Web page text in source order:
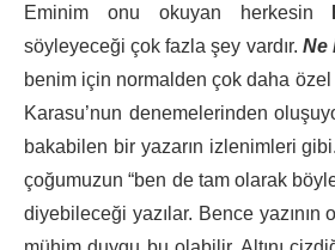
Eminim onu okuyan herkesin
söyleyeceği çok fazla şey vardır. Ne
benim için normalden çok daha özel
Karasu’nun denemelerinden
bakabilen bir yazarın izlenimleri
çoğumuzun “ben de tam olarak
diyebileceği yazılar. Bence yazının